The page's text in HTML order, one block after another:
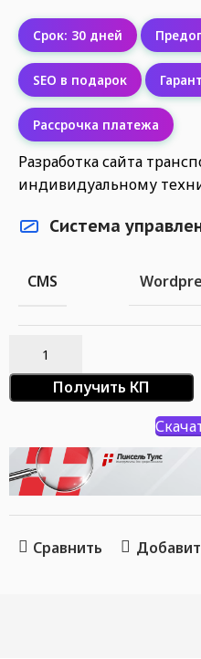
Cрок: 30 дней
SEO в подарок
Рассрочка платежа
Разработка сайта
индивидуальному
Система
CMS
Получить КП
Сравнить